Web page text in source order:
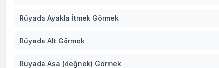
Rüyada Ayakla İtmek Görmek
Rüyada Alt Görmek
Rüyada Asa (değnek) Görmek